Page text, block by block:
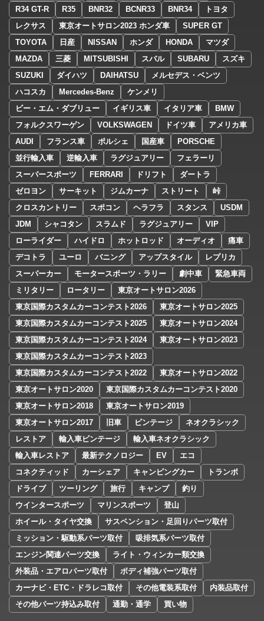
R34 GT-R R35 BNR32 BCNR33 BNR34
トヨタ
レクサス
東京オートサロン2023 ホンダ車
SUPER GT
TOYOTA
日産 NISSAN ホンダ HONDA
マツダ
MAZDA
三菱 MITSUBISHI スバル SUBARU
スズキ
SUZUKI
ダイハツ DAIHATSU
メルセデス・ベンツ
ハコスカ
Mercedes-Benz
ケンメリ
ビー・エム・ダブリュー
イギリス車 イタリア車
BMW
フォルクスワーゲン
VOLKSWAGEN ドイツ車
アメリカ車
AUDI
フランス車 ポルシェ 国産車
PORSCHE
並行輸入車
逆輸入車 ラグジュアリー
フェラーリ
スーパースポーツ
FERRARI ドリフト
ダートラ
ゼロヨン
サーキット ジムカーナ ストリート
峠
クロスカントリー
スポコン ヘラフラ スタンス
USDM
JDM
シャコタン スラムド ラグジュアリー
VIP
ローライダー
ハイドロ ホットロッド オーディオ
痛車
デコトラ
ユーロ バニング アップスタイル
レプリカ
スーパーカー
モータースポーツ・ラリー 劇中車
緊急車両
ミリタリー
ロータリー
東京オートサロン2026
東京国際カスタムカーコンテスト2026
東京オートサロン2025
東京国際カスタムカーコンテスト2025
東京オートサロン2024
東京国際カスタムカーコンテスト2024
東京オートサロン2023
東京国際カスタムカーコンテスト2023
東京国際カスタムカーコンテスト2022
東京オートサロン2022
東京オートサロン2020
東京国際カスタムカーコンテスト2020
東京オートサロン2018
東京オートサロン2019
東京オートサロン2017
旧車 ビンテージ
ネオクラシック
レストア
輸入車ビンテージ
輸入車ネオクラシック
輸入車レストア
最新テクノロジー EV
エコ
コネクティッド
カーシェア キャンピングカー
トランポ
ドライブ
ツーリング 旅行 キャンプ
釣り
ウインタースポーツ
マリンスポーツ
登山
ホイール・タイヤ交換
サスペンション・足回りパーツ取付
ミッション・駆動系パーツ取付
吸排気系パーツ取付
エンジン関連パーツ交換
ライト・ウィンカー類交換
外装品・エアロパーツ取付
ボディ補強パーツ取付
カーナビ・ETC・ドラレコ取付
その他電装系取付
内装品取付
その他パーツ持込み取付
通勤・通学 買い物